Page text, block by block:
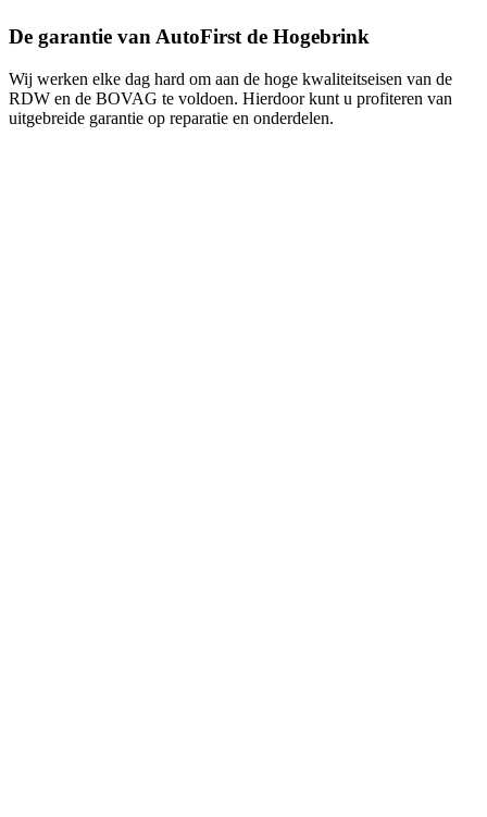
De garantie van AutoFirst de Hogebrink
Wij werken elke dag hard om aan de hoge kwaliteitseisen van de
RDW en de BOVAG te voldoen. Hierdoor kunt u profiteren van
uitgebreide garantie op reparatie en onderdelen.